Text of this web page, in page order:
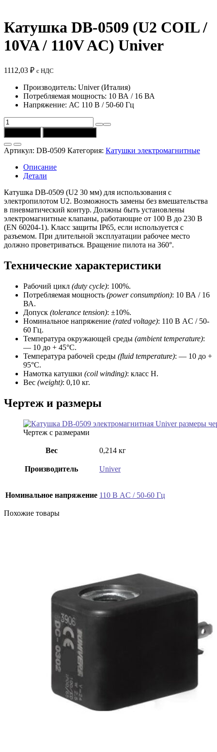
Катушка DB-0509 (U2 COIL /
10VA / 110V AC) Univer
1112,03 ₽ с НДС
Производитель: Univer (Италия)
Потребляемая мощность: 10 ВА / 16 ВА
Напряжение: АС 110 В / 50-60 Гц
Количество
товара
Катушка
DB-
0509
COIL
10VA
/
110V
AC)
Univer
Артикул: DB-0509 Категория: Катушки электромагнитные
Описание
Детали
Катушка DB-0509 (U2 30 мм) для использования с
электропилотом U2. Возможность замены без вмешательства
в пневматический контур. Должны быть установлены
электромагнитные клапаны, работающие от 100 В до 230 В
(EN 60204-1). Класс защиты IP65, если используется с
разъемом. При длительной эксплуатации рабочее место
должно проветриваться. Вращение пилота на 360°.
Технические характеристики
Рабочий цикл (duty cycle): 100%.
Потребляемая мощность (power consumption): 10 ВА / 16
ВА.
Допуск (tolerance tension): ±10%.
Номинальное напряжение (rated voltage): 110 В AC / 50-
60 Гц.
Температура окружающей среды (ambient temperature):
— 10 до + 45°C.
Температура рабочей среды (fluid temperature): — 10 до +
95°C.
Намотка катушки (coil winding): класс H.
Вес (weight): 0,10 кг.
Чертеж и размеры
Чертеж с размерами
Вес 0,214 кг
Производитель Univer
Номинальное напряжение 110 В AC / 50-60 Гц
Похожие товары